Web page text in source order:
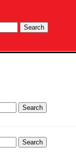
Search
Search
Search